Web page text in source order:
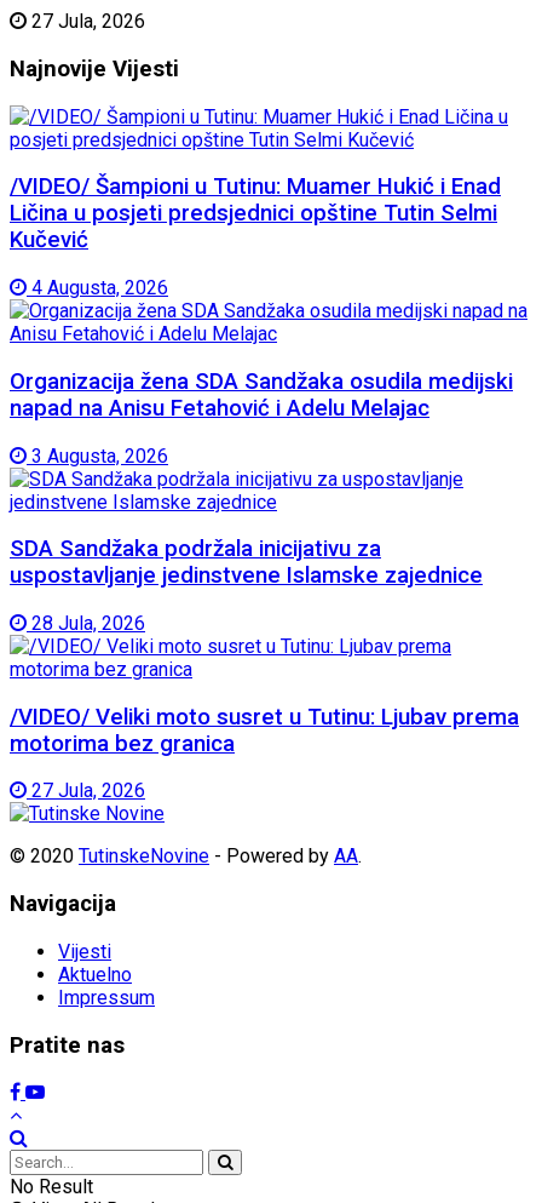
27 Jula, 2026
Najnovije Vijesti
/VIDEO/ Šampioni u Tutinu: Muamer Hukić i Enad
Ličina u posjeti predsjednici opštine Tutin Selmi
Kučević
4 Augusta, 2026
Organizacija žena SDA Sandžaka osudila medijski
napad na Anisu Fetahović i Adelu Melajac
3 Augusta, 2026
SDA Sandžaka podržala inicijativu za
uspostavljanje jedinstvene Islamske zajednice
28 Jula, 2026
/VIDEO/ Veliki moto susret u Tutinu: Ljubav prema
motorima bez granica
27 Jula, 2026
© 2020 TutinskeNovine - Powered by AA.
Navigacija
Vijesti
Aktuelno
Impressum
Pratite nas
No Result